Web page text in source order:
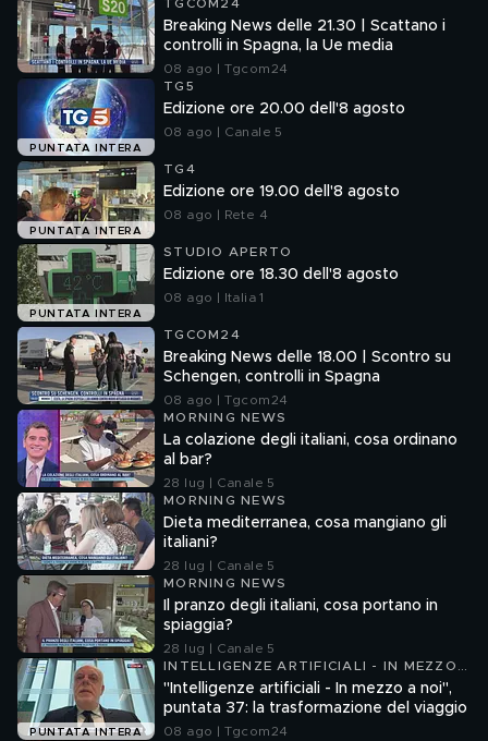
TGCOM24
Breaking News delle 21.30 | Scattano i
controlli in Spagna, la Ue media
08 ago | Tgcom24
PUNTATA INTERA
TG5
Edizione ore 20.00 dell'8 agosto
08 ago | Canale 5
PUNTATA INTERA
TG4
Edizione ore 19.00 dell'8 agosto
08 ago | Rete 4
PUNTATA INTERA
STUDIO APERTO
Edizione ore 18.30 dell'8 agosto
08 ago | Italia 1
TGCOM24
Breaking News delle 18.00 | Scontro su
Schengen, controlli in Spagna
08 ago | Tgcom24
MORNING NEWS
La colazione degli italiani, cosa ordinano
al bar?
28 lug | Canale 5
MORNING NEWS
Dieta mediterranea, cosa mangiano gli
italiani?
28 lug | Canale 5
MORNING NEWS
Il pranzo degli italiani, cosa portano in
spiaggia?
28 lug | Canale 5
PUNTATA INTERA
INTELLIGENZE ARTIFICIALI - IN MEZZO
A NOI
"Intelligenze artificiali - In mezzo a noi",
puntata 37: la trasformazione del viaggio
08 ago | Tgcom24